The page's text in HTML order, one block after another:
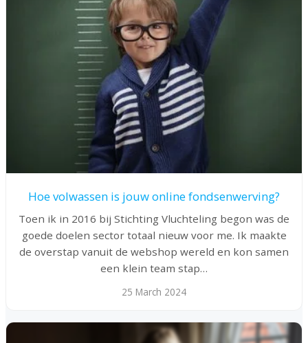
Hoe volwassen is jouw online fondsenwerving?
Toen ik in 2016 bij Stichting Vluchteling begon was de
goede doelen sector totaal nieuw voor me. Ik maakte
de overstap vanuit de webshop wereld en kon samen
een klein team stap…
25 March 2024